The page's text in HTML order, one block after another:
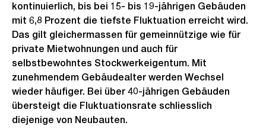
kontinuierlich, bis bei 15- bis 19-jährigen Gebäuden
mit 6,8 Prozent die tiefste Fluktuation erreicht wird.
Das gilt gleichermassen für gemeinnützige wie für
private Mietwohnungen und auch für
selbstbewohntes Stockwerkeigentum. Mit
zunehmendem Gebäudealter werden Wechsel
wieder häufiger. Bei über 40-jährigen Gebäuden
übersteigt die Fluktuationsrate schliesslich
diejenige von Neubauten.